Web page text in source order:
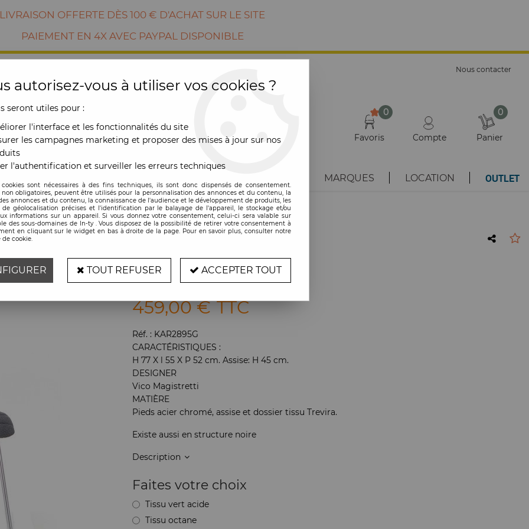
LIVRAISON OFFERTE DÈS 100 € D'ACHAT SUR LE SITE
PAIEMENT EN 4X AVEC PAYPAL DISPONIBLE
Nous contacter
0
Favoris Compte
0
Panier
MARQUES LOCATION OUTLET
Chaise Maui tissu Trevira
Soyez le premier à donner votre avis !
459,00 €TTC
Réf. : KAR2895G
CARACTÉRISTIQUES :
H 77 X l 55 X P 52 cm. Assise: H 45 cm.
DESIGNER
Vico Magistretti
MATIÈRE
Pieds acier chromé, assise et dossier tissu Trevira.
Existe aussi en structure noire
Description
Faites votre choix
Tissu vert acide
Tissu octane
autorisez-vous à utiliser vos cookies ?
seront utiles pour :
l'interface et les fonctionnalités du site
les campagnes marketing et proposer des mises à jour sur nos
l'authentification et surveiller les erreurs techniques
cookies sont nécessaires à des fins techniques, ils sont donc dispensés de consentement.
non obligatoires, peuvent être utilisés pour la personnalisation des annonces et du contenu, la
annonces et du contenu, la connaissance de l'audience et le développement de produits, les
de géolocalisation précises et l'identification par le balayage de l'appareil, le stockage et/ou
informations sur un appareil. Si vous donnez votre consentement, celui-ci sera valable sur
des sous-domaines de In-ty . Vous disposez de la possibilité de retirer votre consentement à
en cliquant sur le widget en bas à droite de la page. Pour en savoir plus, consulter notre
cookie.
TOUT REFUSER ACCEPTER TOUT